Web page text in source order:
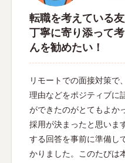
転職を考えている
丁寧に寄り添って
んを勧めたい！
リモートでの面接対策で
理由などをポジティブに
ができたのがとてもよか
採用が決まったと思いま
する回答を事前に準備し
かりました。このたびは